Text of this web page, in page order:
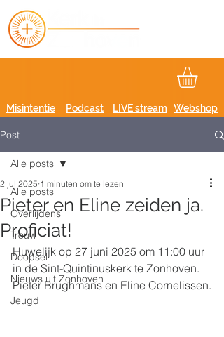
Podcast
Misintentie LIVE stream Webshop
Post
Alle posts
Overlijdens
Trouw
Doopsel
Nieuws uit Zonhoven
Jeugd
Alle posts
Pieter en Eline zeiden ja.
Proficiat!
2 jul 2025 1 minuten om te lezen
Huwelijk op 27 juni 2025 om 11:00 uur
in de Sint-Quintinuskerk te Zonhoven.
Pieter Brughmans en Eline Cornelissen.